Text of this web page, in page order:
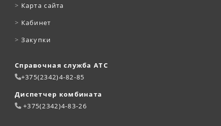
> Карта сайта
> Кабинет
> Закупки
Справочная служба АТС
+375(2342)4-82-85
Диспетчер комбината
+375(2342)4-83-26